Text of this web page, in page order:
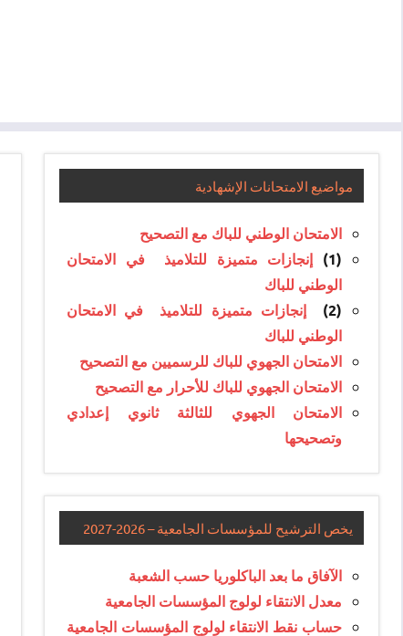
مواضيع الامتحانات الإشهادية
الامتحان الوطني للباك مع التصحيح
(1)
إنجازات متميزة للتلاميذ في الامتحان
الوطني للباك
(2)
إنجازات متميزة للتلاميذ في الامتحان
الوطني للباك
الامتحان الجهوي للباك للرسميين مع التصحيح
الامتحان الجهوي للباك للأحرار مع التصحيح
الامتحان الجهوي للثالثة ثانوي إعدادي
وتصحيحها
يخص الترشيح للمؤسسات الجامعية – 2026-2027
الآفاق ما بعد الباكلوريا حسب الشعبة
معدل الانتقاء لولوج المؤسسات الجامعية
حساب نقط الانتقاء لولوج المؤسسات الجامعية